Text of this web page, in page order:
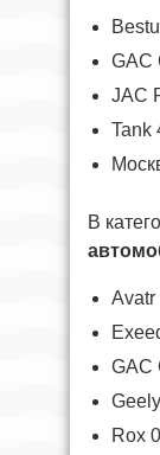
GAC
JAC
Tank
В
Avatr
GAC
Rox